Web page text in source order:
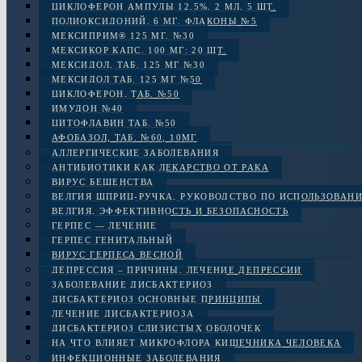
ЦИКЛОФЕРОН АМПУЛЫ 12.5%, 2 МЛ, 5 ШТ.
ПОЛИОКСИДОНИЙ, 6 МГ. ФЛАКОНЫ №5
МЕКСИПРИМ® 125 МГ, №30
МЕКСИКОР КАПС. 100 МГ: 20 ШТ.
МЕКСИДОЛ, ТАБ. 125 МГ №30
МЕКСИДОЛ ТАБ. 125 МГ №50
ЦИКЛОФЕРОН, ТАБ. №50
ИМУДОН №40
ЦИТОФЛАВИН ТАБ. №50
АФОБАЗОЛ, ТАБ. №60, 10МГ
АЛЛЕРГИЧЕСКИЕ ЗАБОЛЕВАНИЯ
АНТИБИОТИКИ КАК ЛЕКАРСТВО ОТ РАКА
ВИРУС БЕШЕНСТВА
ВЕЛГИЯ ШПРИЦ-РУЧКА, РУКОВОДСТВО ПО
ВЕЛГИЯ, ЭФФЕКТИВНОСТЬ И БЕЗОПАСНОСТЬ
ГЕРПЕС — ЛЕЧЕНИЕ
ГЕРПЕС ГЕНИТАЛЬНЫЙ
ВИРУС ГЕРПЕСА ВЕСНОЙ
ДЕПРЕССИЯ – ПРИЧИНЫ. ЛЕЧЕНИЕ ДЕПРЕССИИ
ЗАБОЛЕВАНИЕ ДИСБАКТЕРИОЗ
ДИСБАКТЕРИОЗ ОСНОВНЫЕ ПРИНЦИПЫ
ЛЕЧЕНИЕ ДИСБАКТЕРИОЗА
ДИСБАКТЕРИОЗ СЛИЗИСТЫХ ОБОЛОЧЕК
НА ЧТО ВЛИЯЕТ МИКРОФЛОРА КИШЕЧНИКА ЧЕЛОВЕКА
ИНФЕКЦИОННЫЕ ЗАБОЛЕВАНИЯ